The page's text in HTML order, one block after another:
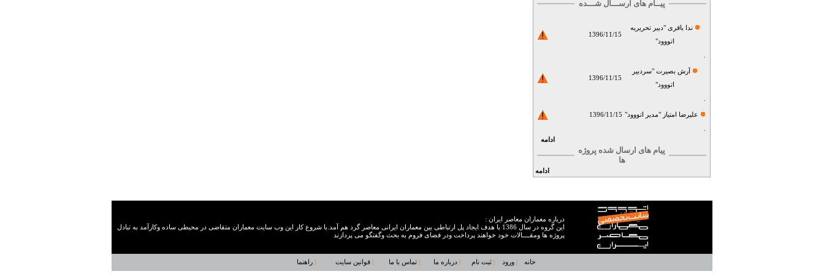
پیــام های ارســـال شـــده
ندا باقری "دبیر تحریریه
اتووود"
1396/11/15
آرش بصیرت "سردبیر
اتووود"
1396/11/15
علیرضا امتیاز "مدیر اتووود" 1396/11/15
ادامه
پیام های ارسال شده پروژه
ها
ادامه
درباره معماران معاصر ایران :
این گروه در سال 1386 با هدف ایجاد پل ارتباطی بین معماران ایرانی معاصر گرد هم آمد.با شروع کار این وب سایت معماران متقاضی در محیطی ساده وکارآمد به تبادل
پروژه ها ومقــــالات خود خواهند پرداخت ودر فضای فروم به بحث وگفتگو می پردازند
خانه ورود ثبت نام درباره ما تماس با ما قوانین سایت راهنما